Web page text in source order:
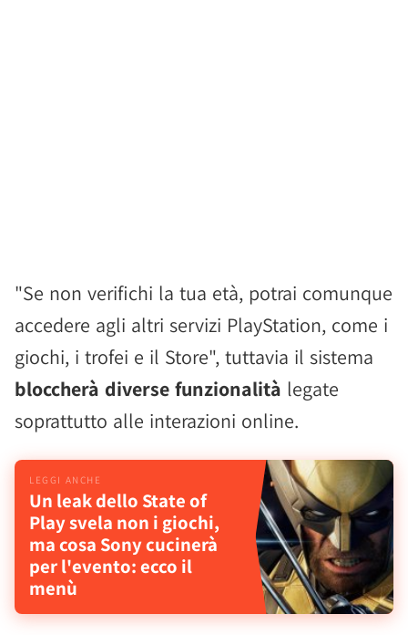
"Se non verifichi la tua età, potrai comunque
accedere agli altri servizi PlayStation, come i
giochi, i trofei e il Store", tuttavia il sistema
bloccherà diverse funzionalità legate
soprattutto alle interazioni online.
Un leak dello State of
Play svela non i giochi,
ma cosa Sony cucinerà
per l'evento: ecco il
menù